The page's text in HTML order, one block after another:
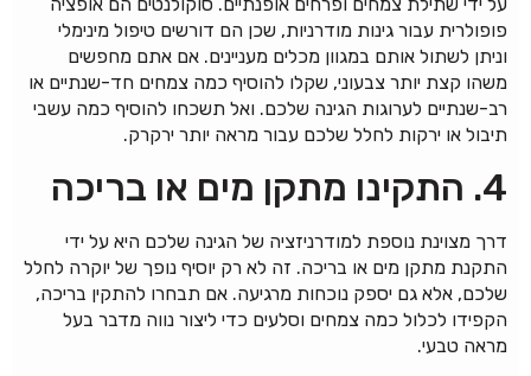
פופולרית עבור גינות מודרניות, שכן הם דורשים טיפול מינימלי
וניתן לשתול אותם במגוון מכלים מעניינים. אם אתם מחפשים
משהו קצת יותר צבעוני, שקלו להוסיף כמה צמחים חד-שנתיים או
רב-שנתיים לערוגות הגינה שלכם. ואל תשכחו להוסיף כמה עשבי
תיבול או ירקות לחלל שלכם עבור מראה יותר ירקרק.
4. התקינו מתקן מים או בריכה
דרך מצוינת נוספת למודרניזציה של הגינה שלכם היא על ידי
התקנת מתקן מים או בריכה. זה לא רק יוסיף נופך של יוקרה לחלל
שלכם, אלא גם יספק נוכחות מרגיעה. אם תבחרו להתקין בריכה,
הקפידו לכלול כמה צמחים וסלעים כדי ליצור נווה מדבר בעל
מראה טבעי.